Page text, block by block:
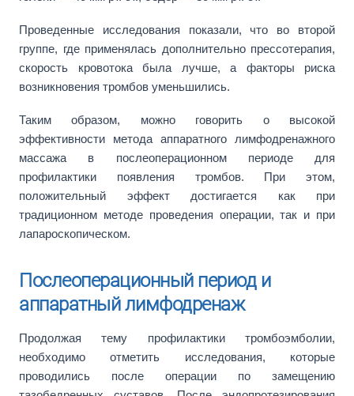
Проведенные исследования показали, что во второй
группе, где применялась дополнительно прессотерапия,
скорость кровотока была лучше, а факторы риска
возникновения тромбов уменьшились.
Таким образом, можно говорить о высокой
эффективности метода аппаратного лимфодренажного
массажа в послеоперационном периоде для
профилактики появления тромбов. При этом,
положительный эффект достигается как при
традиционном методе проведения операции, так и при
лапароскопическом.
Послеоперационный период и
аппаратный лимфодренаж
Продолжая тему профилактики тромбоэмболии,
необходимо отметить исследования, которые
проводились после операции по замещению